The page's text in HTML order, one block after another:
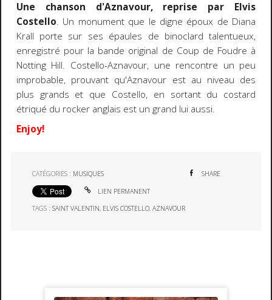
Une chanson d'Aznavour, reprise par Elvis
Costello. Un monument que le digne époux de Diana
Krall porte sur ses épaules de binoclard talentueux,
enregistré pour la bande original de Coup de Foudre à
Notting Hill. Costello-Aznavour, une rencontre un peu
improbable, prouvant qu'Aznavour est au niveau des
plus grands et que Costello, en sortant du costard
étriqué du rocker anglais est un grand lui aussi.
Enjoy!
CATÉGORIES : MUSIQUES SHARE
LIEN PERMANENT
TAGS :SAINT VALENTIN, ELVIS COSTELLO,AZNAVOUR